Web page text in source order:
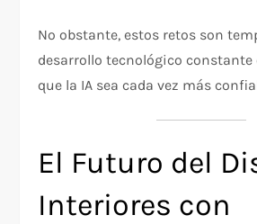
No obstante, estos retos son
desarrollo tecnológico constante
que la IA sea cada vez más
El Futuro del
Interiores con